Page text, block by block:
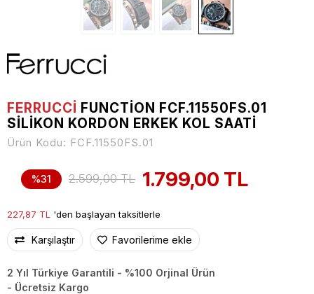
FERRUCCİ FUNCTION FCF.11550FS.01
SILIKON KORDON ERKEK KOL SAATI
Ürün Kodu: FCF.11550FS.01
%31 2.599,00 TL 1.799,00 TL
227,87 TL 'den başlayan taksitlerle
Karşılaştır Favorilerime ekle
2 Yıl Türkiye Garantili - %100 Orjinal Ürün
- Ücretsiz Kargo